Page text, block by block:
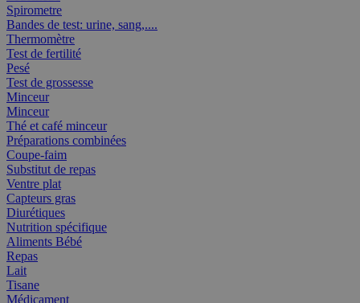
Spirometre
Bandes de test: urine, sang,....
Thermomètre
Test de fertilité
Pesé
Test de grossesse
Minceur
Minceur
Thé et café minceur
Préparations combinées
Coupe-faim
Substitut de repas
Ventre plat
Capteurs gras
Diurétiques
Nutrition spécifique
Aliments Bébé
Repas
Lait
Tisane
Médicament